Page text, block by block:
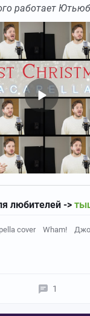
работает
любителей ->
cover Wham!
1